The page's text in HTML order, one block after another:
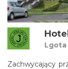
Lgota
Zachwycający